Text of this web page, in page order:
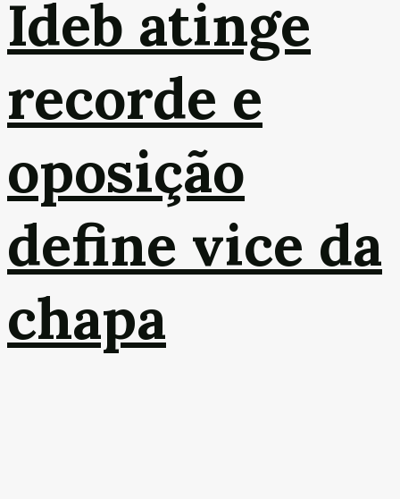
Ideb atinge
recorde e
oposição
define vice da
chapa